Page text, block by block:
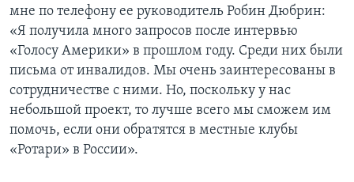
мне по телефону ее руководитель Робин Дюбрин:
«Я получила много запросов после интервью
«Голосу Америки» в прошлом году. Среди них были
письма от инвалидов. Мы очень заинтересованы в
сотрудничестве с ними. Но, поскольку у нас
небольшой проект, то лучше всего мы сможем им
помочь, если они обратятся в местные клубы
«Ротари» в России».